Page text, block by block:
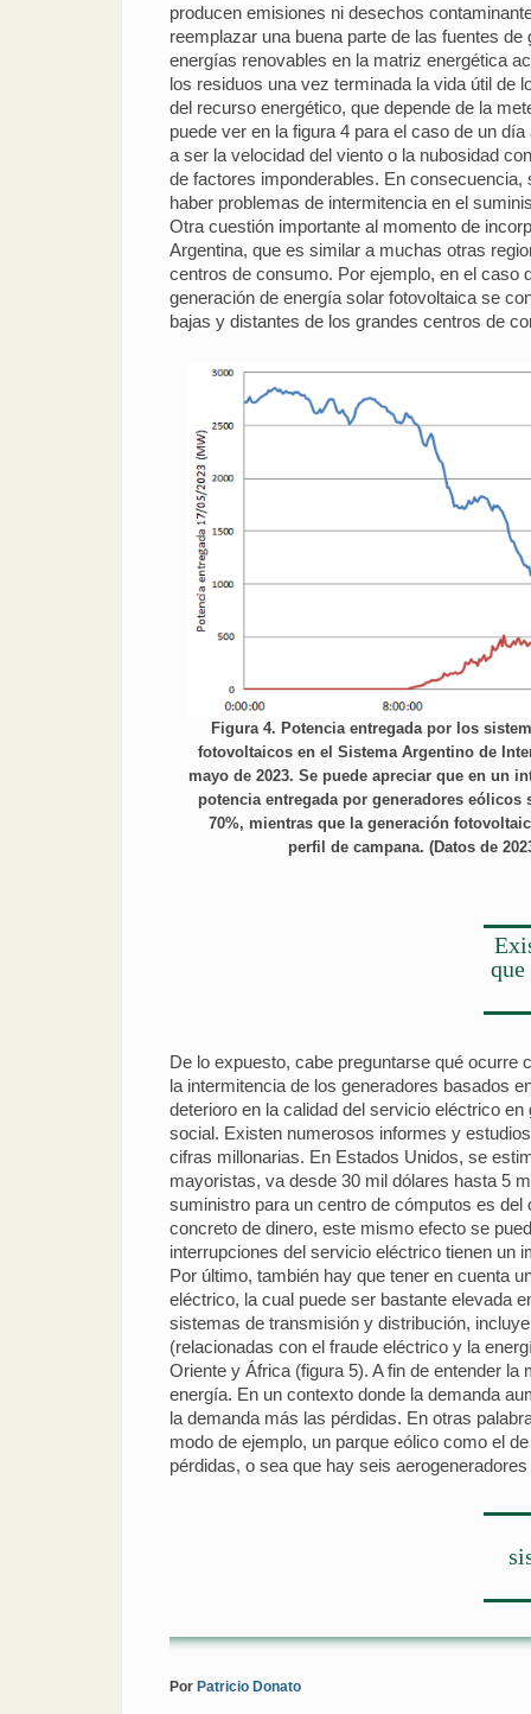
producen emisiones ni desechos
reemplazar una buena parte de las fuentes
energías renovables en la matriz energética
los residuos una vez terminada la vida útil de
del recurso energético, que depende de la
puede ver en la figura 4 para el caso de un
a ser la velocidad del viento o la nubosidad
de factores imponderables. En
haber problemas de intermitencia en el
Otra cuestión importante al momento de
Argentina, que es similar a muchas otras
centros de consumo. Por ejemplo, en el caso
generación de energía solar fotovoltaica se
bajas y distantes de los grandes centros de
Figura 4. Potencia entregada por los
fotovoltaicos en el Sistema Argentino de
mayo de 2023. Se puede apreciar que en un
potencia entregada por generadores
70%, mientras que la generación
perfil de campana. (Datos de
De lo expuesto, cabe preguntarse qué ocurre
la intermitencia de los generadores basados
deterioro en la calidad del servicio eléctrico
social. Existen numerosos informes y
cifras millonarias. En Estados Unidos, se
mayoristas, va desde 30 mil dólares hasta 5
suministro para un centro de cómputos es
concreto de dinero, este mismo efecto se
interrupciones del servicio eléctrico tienen un
Por último, también hay que tener en cuenta
eléctrico, la cual puede ser bastante elevada
sistemas de transmisión y distribución,
(relacionadas con el fraude eléctrico y la
Oriente y África (figura 5). A fin de entender
energía. En un contexto donde la demanda
la demanda más las pérdidas. En otras
modo de ejemplo, un parque eólico como el
pérdidas, o sea que hay seis
Por Patricio Donato